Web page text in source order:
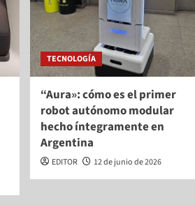
TECNOLOGÍA
“Aura»: cómo es el primer
robot autónomo modular
hecho íntegramente en
Argentina
EDITOR 12 de junio de 2026